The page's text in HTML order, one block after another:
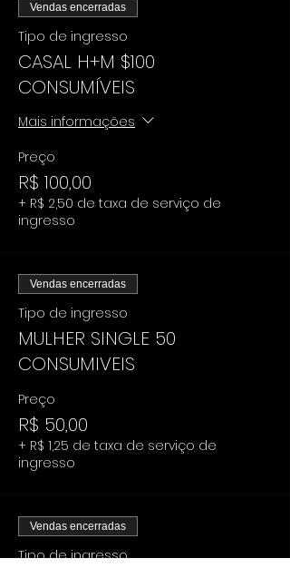
Vendas encerradas
Tipo de ingresso
CASAL H+M $100
CONSUMÍVEIS
Mais informações
Preço
R$ 100,00
+ R$ 2,50 de taxa de serviço de
ingresso
Vendas encerradas
Tipo de ingresso
MULHER SINGLE 50
CONSUMIVEIS
Preço
R$ 50,00
+ R$ 1,25 de taxa de serviço de
ingresso
Vendas encerradas
Tipo de ingresso